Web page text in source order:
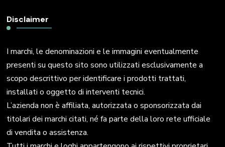
Disclaimer
I marchi, le denominazioni e le immagini eventualmente
presenti su questo sito sono utilizzati esclusivamente a
scopo descrittivo per identificare i prodotti trattati,
installati o oggetto di interventi tecnici.
L’azienda non è affiliata, autorizzata o sponsorizzata dai
titolari dei marchi citati, né fa parte della loro rete ufficiale
di vendita o assistenza.